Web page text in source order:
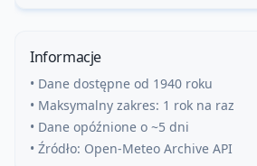
Informacje
• Dane dostępne od 1940 roku
• Maksymalny zakres: 1 rok na raz
• Dane opóźnione o ~5 dni
• Źródło: Open-Meteo Archive API